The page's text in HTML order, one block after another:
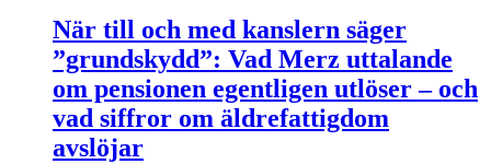
När till och med kanslern säger
”grundskydd”: Vad Merz uttalande
om pensionen egentligen utlöser – och
vad siffror om äldrefattigdom
avslöjar